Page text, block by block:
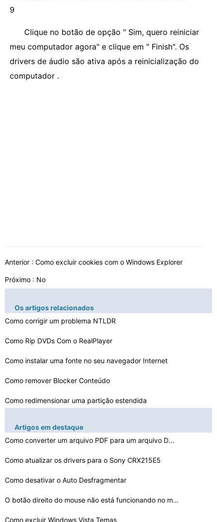
9
Clique no botão de opção " Sim, quero reiniciar
meu computador agora" e clique em " Finish". Os
drivers de áudio são ativa após a reinicialização do
computador .
Anterior : Como excluir cookies com o Windows Explorer
Próximo : No
Os artigos relacionados
Como corrigir um problema NTLDR
Como Rip DVDs Com o RealPlayer
Como instalar uma fonte no seu navegador Internet
Como remover Blocker Conteúdo
Como redimensionar uma partição estendida
Como verificar velocidade gratuita
Como Jogar MP3 Music em um computador pessoal
Férias de sonho Solitaire Game Cheats
Como excluir uma barra de ferramentas de segurança
Artigos em destaque
Como converter um arquivo PDF para um arquivo DWG ou DX…
Como atualizar os drivers para o Sony CRX215E5
Como desativar o Auto Desfragmentar
O botão direito do mouse não está funcionando no meu…
Como excluir Windows Vista Temas